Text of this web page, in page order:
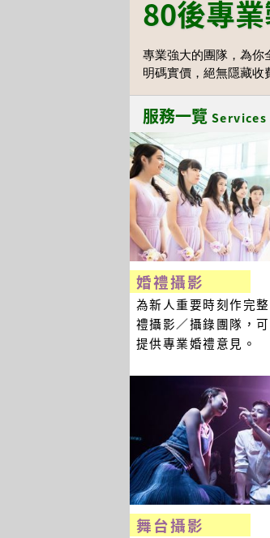
80後專
專業強大的團隊，為你
明碼實價，絕無隱藏收
服務一覽 Services
婚禮攝影
為新人重要時刻作完
禮攝影／攝錄團隊，
提供專業婚禮意見。
舞台攝影